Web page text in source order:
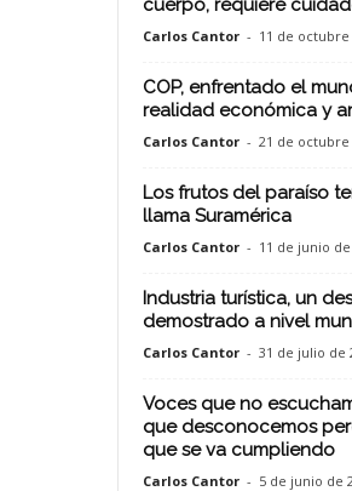
cuerpo, requiere
Carlos Cantor - 11 de octubre
COP, enfrentado el
realidad económica y
Carlos Cantor - 21 de octubre
Los frutos del paraíso
llama Suramérica
Carlos Cantor - 11 de junio de
Industria turística, un
demostrado a nivel
Carlos Cantor - 31 de julio de
Voces que no
que desconocemos
que se va cumpliendo
Carlos Cantor - 5 de junio de